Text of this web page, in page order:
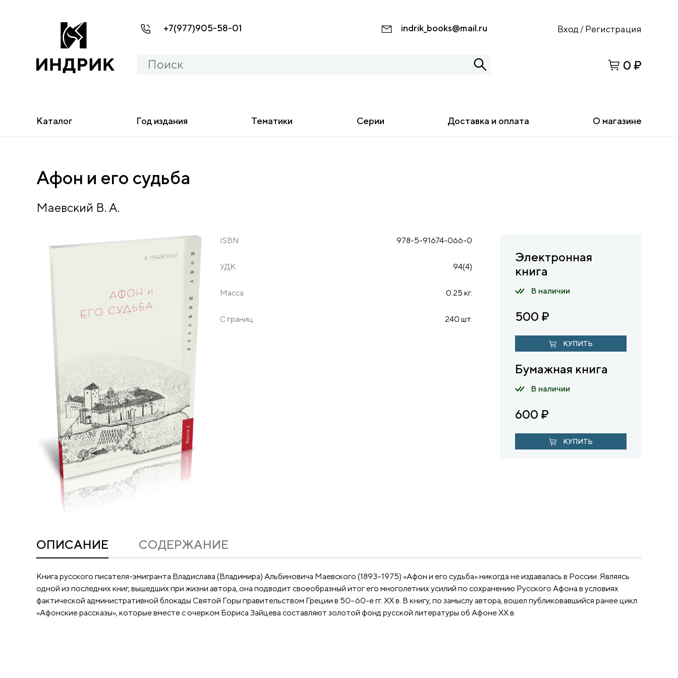
+7(977)905-58-01 indrik_books@mail.ru Вход / Регистрация
0 ₽
Каталог Год издания Тематики Серии Доставка и оплата О магазине
Афон и его судьба
Маевский В. А.
ISBN 978-5-91674-066-0
УДК 94(4)
Масса 0.25 кг.
Страниц 240 шт.
Электронная
книга
В наличии
500 ₽
КУПИТЬ
Бумажная книга
В наличии
600 ₽
КУПИТЬ
ОПИСАНИЕ CОДЕРЖАНИЕ
Книга русского писателя-эмигранта Владислава (Владимира) Альбиновича Маевского (1893–1975) «Афон и его судьба» никогда не издавалась в России. Являясь
одной из последних книг, вышедших при жизни автора, она подводит своеобразный итог его многолетних усилий по сохранению Русского Афона в условиях
фактической административной блокады Святой Горы правительством Греции в 50–60-е гг. XX в. В книгу, по замыслу автора, вошел публиковавшийся ранее цикл
«Афонские рассказы», которые вместе с очерком Бориса Зайцева составляют золотой фонд русской литературы об Афоне XX в.